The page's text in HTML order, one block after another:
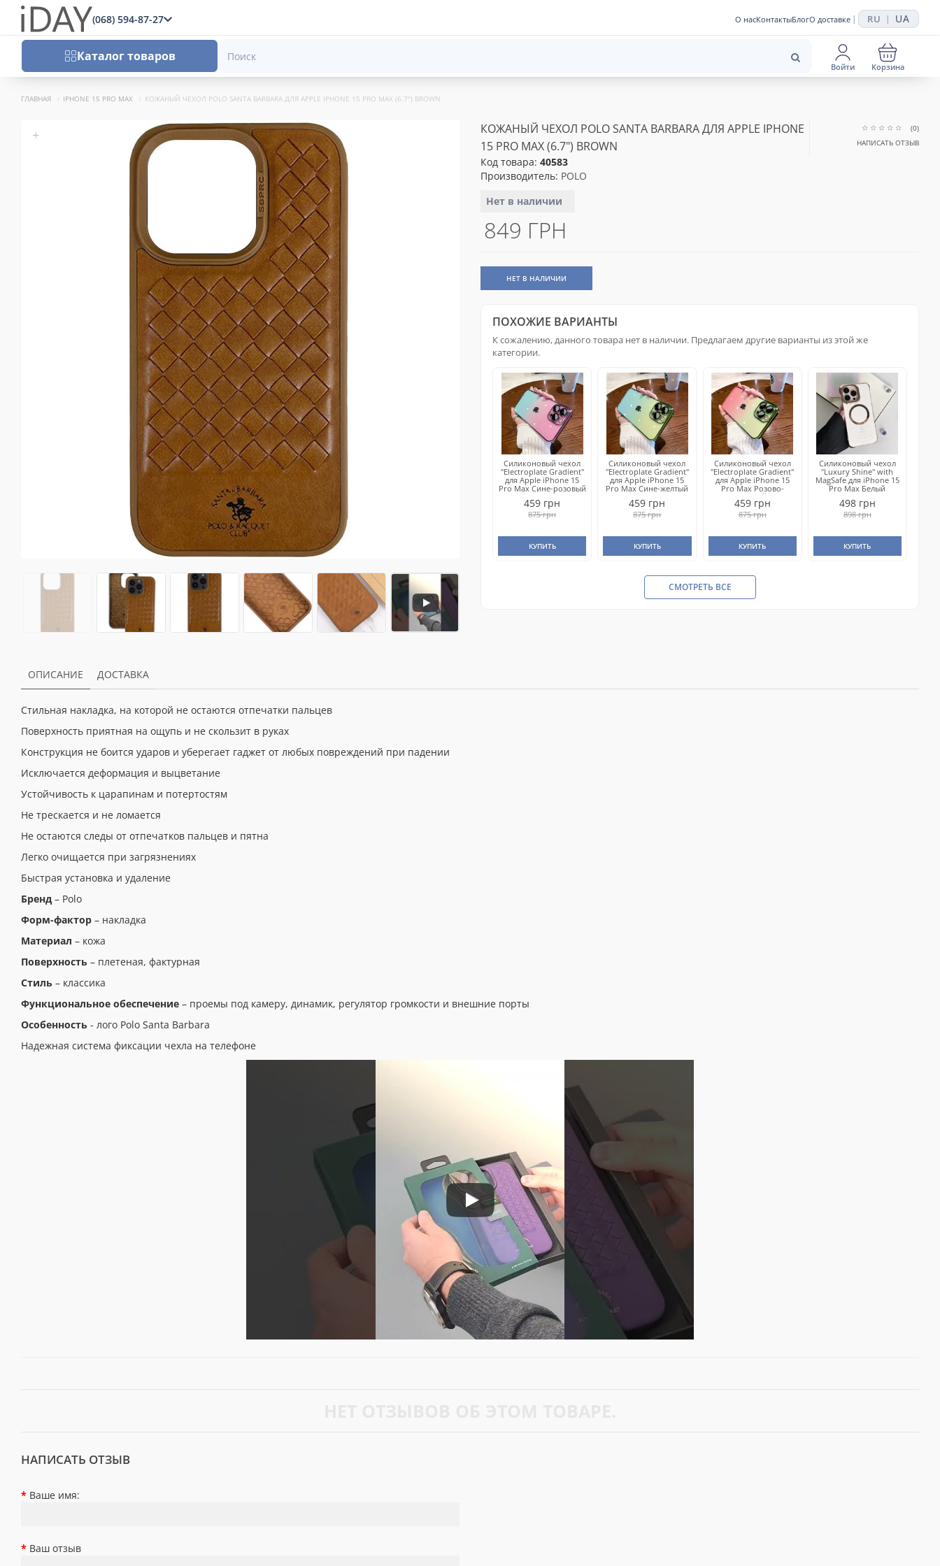
(068) 594-87-27 О насКонтактыБлогО доставке | RU | UA
Каталог товаров
Войти Корзина
ГЛАВНАЯ IPHONE 15 PRO MAX КОЖАНЫЙ ЧЕХОЛ POLO SANTA BARBARA ДЛЯ APPLE IPHONE 15 PRO MAX (6.7") BROWN
+
КОЖАНЫЙ ЧЕХОЛ POLO SANTA BARBARA ДЛЯ APPLE IPHONE
15 PRO MAX (6.7") BROWN
Код товара: 40583
Производитель: POLO
Нет в наличии
(0)
НАПИСАТЬ ОТЗЫВ
849 ГРН
НЕТ В НАЛИЧИИ
ПОХОЖИЕ ВАРИАНТЫ
К сожалению, данного товара нет в наличии. Предлагаем другие варианты из этой же
категории.
Силиконовый чехол
"Electroplate Gradient"
для Apple iPhone 15
Pro Max Сине-розовый
459 грн
875 грн
КУПИТЬ
Силиконовый чехол
"Electroplate Gradient"
для Apple iPhone 15
Pro Max Сине-желтый
459 грн
875 грн
КУПИТЬ
Силиконовый чехол
"Electroplate Gradient"
для Apple iPhone 15
Pro Max Розово-
желтый
459 грн
875 грн
КУПИТЬ
Силиконовый чехол
"Luxury Shine" with
MagSafe для iPhone 15
Pro Max Белый
498 грн
898 грн
КУПИТЬ
СМОТРЕТЬ ВСЕ
ОПИСАНИЕ ДОСТАВКА
Стильная накладка, на которой не остаются отпечатки пальцев
Поверхность приятная на ощупь и не скользит в руках
Конструкция не боится ударов и уберегает гаджет от любых повреждений при падении
Исключается деформация и выцветание
Устойчивость к царапинам и потертостям
Не трескается и не ломается
Не остаются следы от отпечатков пальцев и пятна
Легко очищается при загрязнениях
Быстрая установка и удаление
Бренд – Polo
Форм-фактор – накладка
Материал – кожа
Поверхность – плетеная, фактурная
Стиль – классика
Функциональное обеспечение – проемы под камеру, динамик, регулятор громкости и внешние порты
Особенность - лого Polo Santa Barbara
Надежная система фиксации чехла на телефоне
НАПИСАТЬ ОТЗЫВ
Ваше имя:
Ваш отзыв